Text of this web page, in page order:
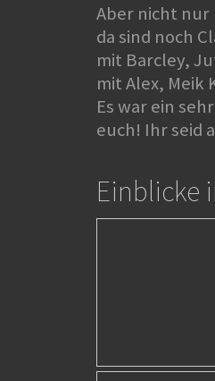
Aber nicht nur
da sind noch
mit Barcley,
mit Alex, Meik
Es war ein
euch! Ihr seid
Einblicke